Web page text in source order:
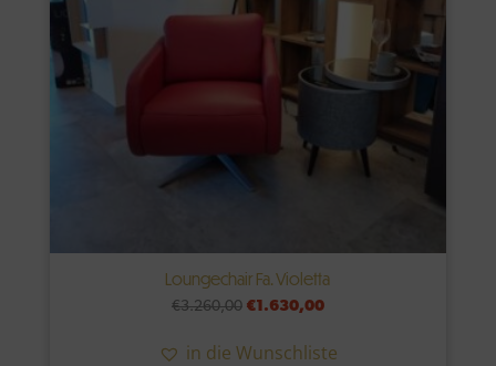
Loungechair Fa. Violetta
€3.260,00 Ursprünglicher
war:
€1.630,00Aktueller
ist:
in die Wunschliste